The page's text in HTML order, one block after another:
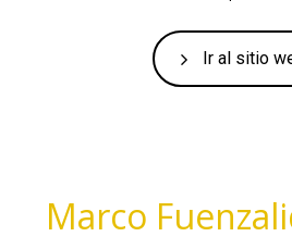
Ir al sitio
Marco